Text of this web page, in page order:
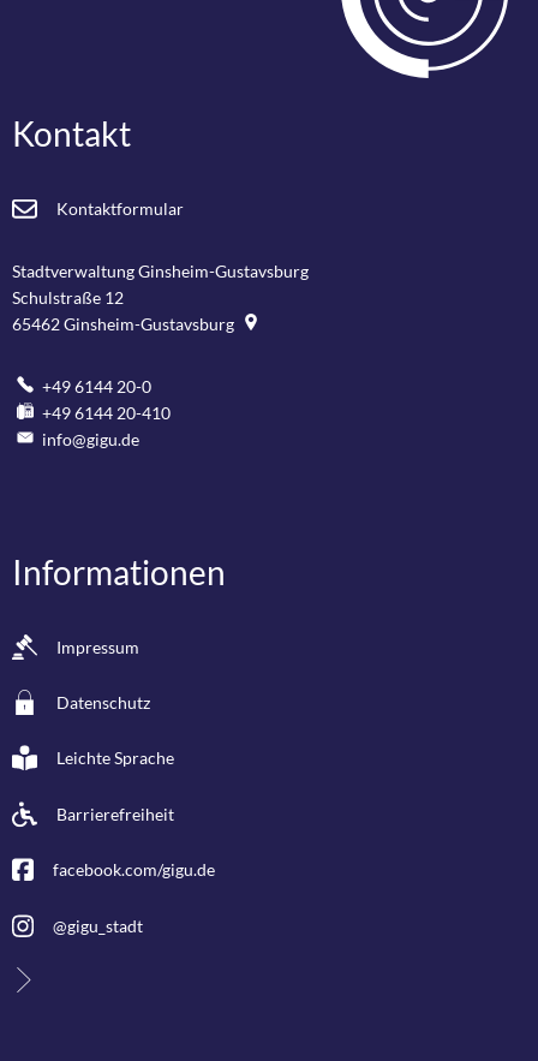
Kontakt
Kontaktformular
Stadtverwaltung Ginsheim-Gustavsburg
Schulstraße 12
65462Ginsheim-Gustavsburg
+49 6144 20-0
+49 6144 20-410
info@gigu.de
Informationen
Impressum
Datenschutz
Leichte Sprache
Barrierefreiheit
facebook.com/gigu.de
@gigu_stadt